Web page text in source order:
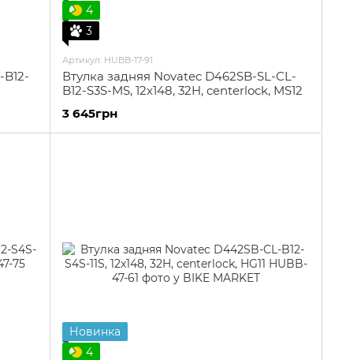
4
3
Артикул: HUBB-17-91
Втулка задняя Novatec D462SB-SL-CL-
B12-S3S-MS, 12x148, 32H, centerlock, MS12
3 645грн
Новинка
4